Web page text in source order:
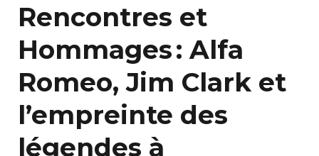
Rencontres et
Hommages : Alfa
Romeo, Jim Clark et
l’empreinte des
légendes à